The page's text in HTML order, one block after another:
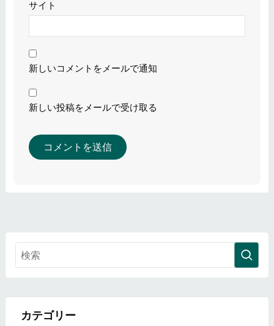
サイト
新しいコメントをメールで通知
新しい投稿をメールで受け取る
カテゴリー